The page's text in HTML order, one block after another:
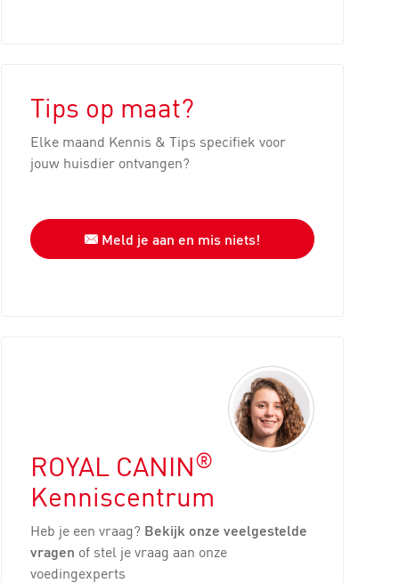
Tips op maat?
Elke maand Kennis & Tips specifiek voor
jouw huisdier ontvangen?
Meld je aan en mis niets!
ROYAL CANIN®
Kenniscentrum
Heb je een vraag? Bekijk onze veelgestelde
vragen of stel je vraag aan onze
voedingexperts